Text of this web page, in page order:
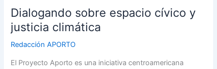
Dialogando sobre espacio cívico y
justicia climática
Redacción APORTO
El Proyecto Aporto es una iniciativa centroamericana